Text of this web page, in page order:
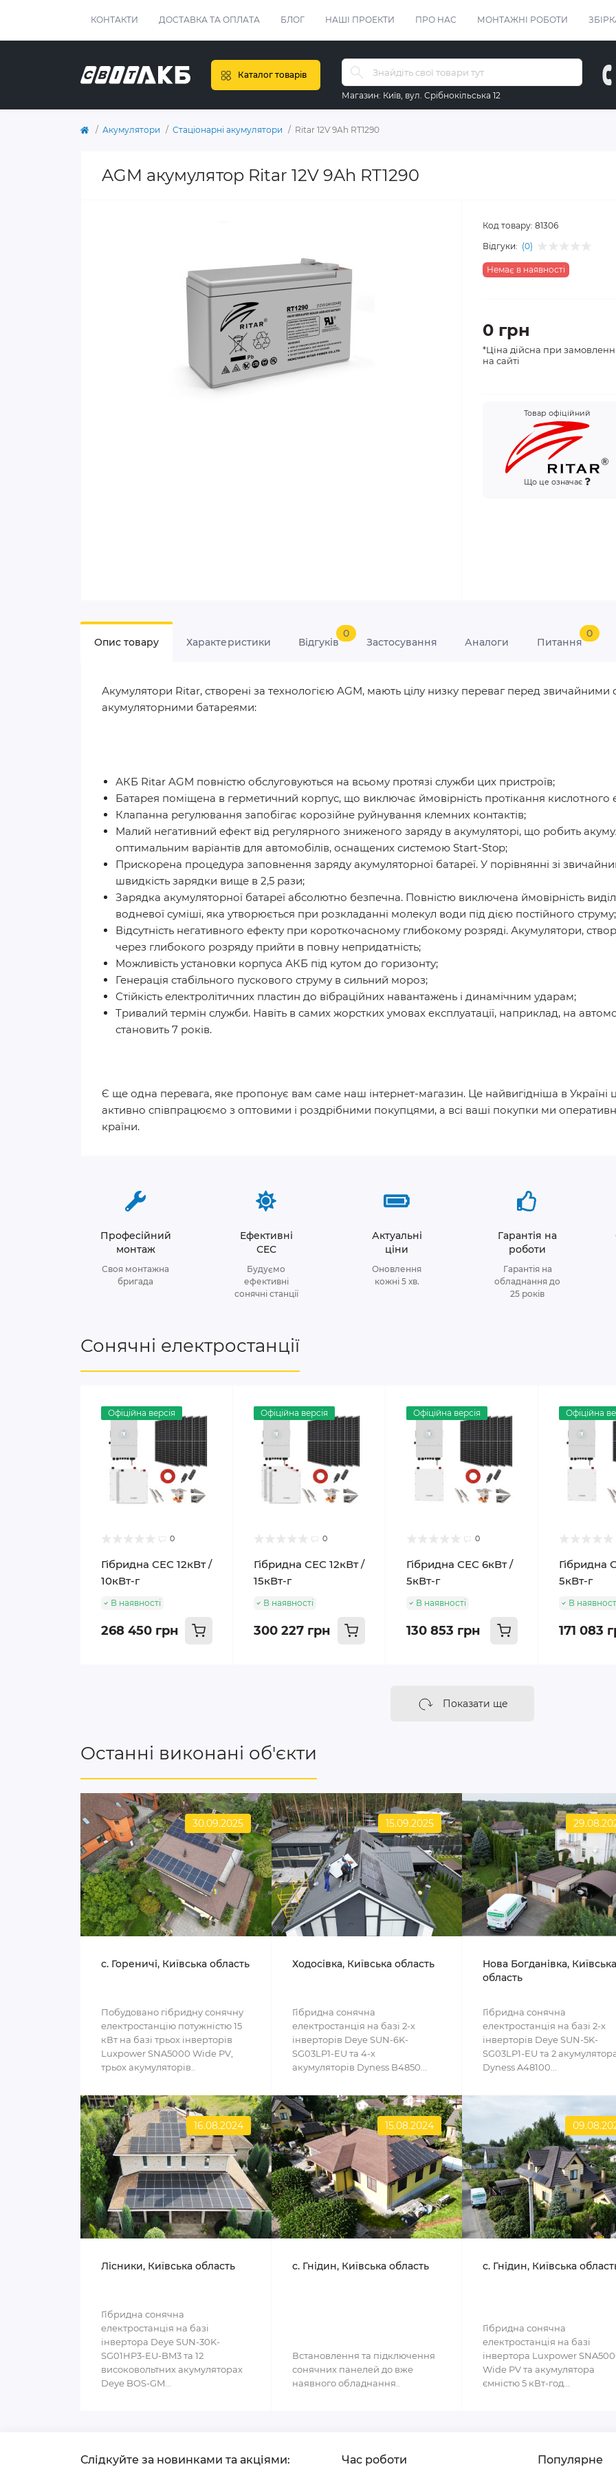
КОНТАКТИ ДОСТАВКА ТА ОПЛАТА БЛОГ НАШІ ПРОЕКТИ ПРО НАС МОНТАЖНІ РОБОТИ
Каталог товарів
Магазин: Київ, вул. Срібнокільська 12
Акумулятори Стаціонарні акумулятори Ritar 12V 9Ah RT1290
AGM акумулятор Ritar 12V 9Ah RT1290
Код товару: 81306
Відгуки: (0)
Немає в наявності
0 грн
*Ціна дійсна при
на сайті
Товар офіційний
Що це означає
Опис товару Характеристики Відгуків
0
Застосування Аналоги Питання
0
Акумулятори Ritar, створені за технологією AGM, мають цілу низку переваг перед
акумуляторними батареями:
АКБ Ritar AGM повністю обслуговуються на всьому протязі служби цих пристроїв;
Батарея поміщена в герметичний корпус, що виключає ймовірність протікання кислотного
Клапанна регулювання запобігає корозійне руйнування клемних контактів;
Малий негативний ефект від регулярного зниженого заряду в акумуляторі, що робить
оптимальним варіантів для автомобілів, оснащених системою Start-Stop;
Прискорена процедура заповнення заряду акумуляторної батареї. У порівнянні зі
швидкість зарядки вище в 2,5 рази;
Зарядка акумуляторної батареї абсолютно безпечна. Повністю виключена ймовірність
водневої суміші, яка утворюється при розкладанні молекул води під дією постійного струму;
Відсутність негативного ефекту при короткочасному глибокому розряді. Акумулятори,
через глибокого розряду прийти в повну непридатність;
Можливість установки корпуса АКБ під кутом до горизонту;
Генерація стабільного пускового струму в сильний мороз;
Стійкість електролітичних пластин до вібраційних навантажень і динамічним ударам;
Тривалий термін служби. Навіть в самих жорстких умовах експлуатації, наприклад, на
становить 7 років.
Є ще одна перевага, яке пропонує вам саме наш інтернет-магазин. Це найвигідніша в Україні
активно співпрацюємо з оптовими і роздрібними покупцями, а всі ваші покупки ми
країни.
Професійний
монтаж
Своя монтажна
бригада
Ефективні
СЕС
Будуємо
ефективні
сонячні станції
Актуальні
ціни
Оновлення
кожні 5 хв.
Гарантія на
роботи
Гарантія на
обладнання до
25 років
Сонячні електростанції
Офіційна версія
0
Гібридна СЕС 12кВт /
10кВт-г
В наявності
268 450 грн
Офіційна версія
0
Гібридна СЕС 12кВт /
15кВт-г
В наявності
300 227 грн
Офіційна версія
0
Гібридна СЕС 6кВт /
5кВт-г
В наявності
130 853 грн
Офіційна
Гібридна
5кВт-г
В
171 083
Показати ще
Останні виконані об'єкти
30.09.2025
c. Гореничі, Київська область
Побудовано гібридну сонячну
електростанцію потужністю 15
кВт на базі трьох інверторів
Luxpower SNA5000 Wide PV,
трьох акумуляторів..
15.09.2025
Ходосівка, Київська область
Гібридна сонячна
електростанція на базі 2-х
інверторів Deye SUN-6K-
SG03LP1-EU та 4-х
акумуляторів Dyness B4850...
Нова Богданівка, Київська
область
Гібридна сонячна
електростанція на базі 2-х
інверторів Deye SUN-5K-
SG03LP1-EU та 2
Dyness A48100...
16.08.2024
Лісники, Київська область
Гібридна сонячна
електростанція на базі
інвертора Deye SUN-30K-
SG01HP3-EU-BM3 та 12
високовольтних акумуляторах
Deye BOS-GM...
15.08.2024
с. Гнідин, Київська область
Встановлення та підключення
сонячних панелей до вже
наявного обладнання..
с. Гнідин, Київська
Гібридна сонячна
електростанція на базі
інвертора Luxpower
Wide PV та акумулятора
ємністю 5 кВт-год...
Слідкуйте за новинками та акціями: Час роботи Популярне